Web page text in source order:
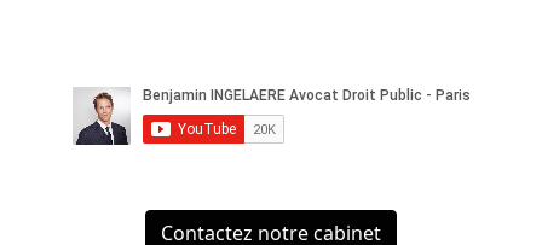
Contactez notre cabinet